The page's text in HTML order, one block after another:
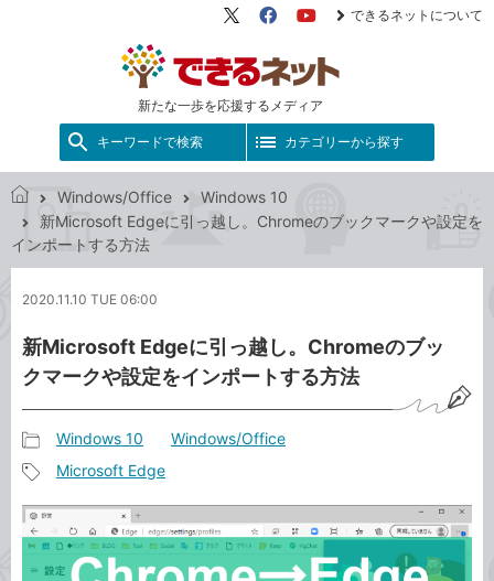
新たな一歩を応援するメディア
X（旧
FacebookYouTube
できるネットについて
キーワードで検索 カテゴリーから探す
で
き
ッ
Windows/Office
Windows 10
新Microsoft Edgeに引っ越し。Chromeのブックマークや設定を
インポートする方法
2020.11.10 TUE 06:00
新Microsoft Edgeに引っ越し。Chromeのブッ
クマークや設定をインポートする方法
事
カ
テ
ゴ
Windows 10 Windows/Office
事
タ
グ
Microsoft Edge